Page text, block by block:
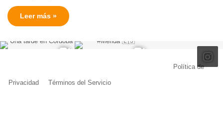
Leer más »
Política de
Privacidad Términos del Servicio